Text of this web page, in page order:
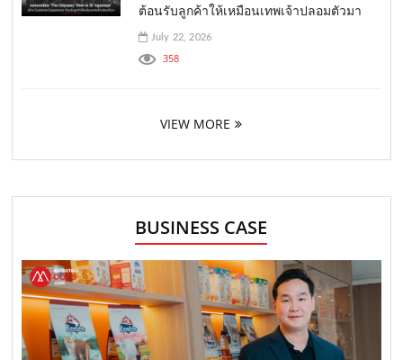
ต้อนรับลูกค้าให้เหมือนเทพเจ้าปลอมตัวมา
July 22, 2026
358
VIEW MORE
BUSINESS CASE